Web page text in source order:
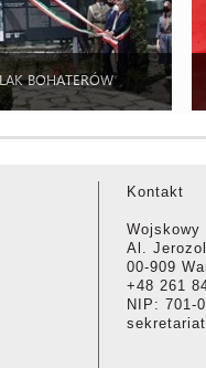
BOHATERÓW
Kontakt
Al.
00-909
+48 261
NIP: 701-